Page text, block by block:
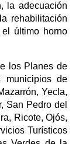
la adecuación
rehabilitación
último horno
los Planes de
municipios de
Yecla,
San Pedro del
Ricote, Ojós,
Turísticos